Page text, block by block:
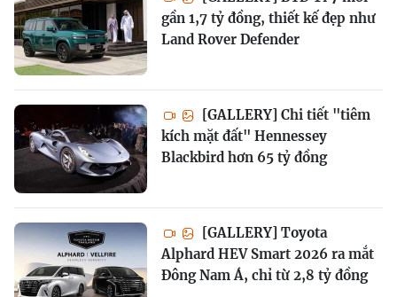
gần 1,7 tỷ đồng, thiết kế đẹp như
Land Rover Defender
[GALLERY] Chi tiết "tiêm
kích mặt đất" Hennessey
Blackbird hơn 65 tỷ đồng
[GALLERY] Toyota
Alphard HEV Smart 2026 ra mắt
Đông Nam Á, chỉ từ 2,8 tỷ đồng